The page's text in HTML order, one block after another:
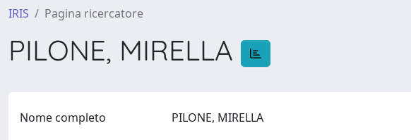
IRIS Pagina ricercatore
PILONE, MIRELLA
Nome completo PILONE, MIRELLA